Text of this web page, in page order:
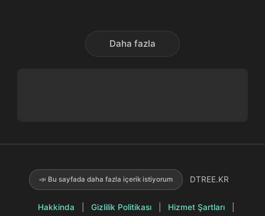
Daha fazla
📣 Bu sayfada daha fazla içerik istiyorum DTREE.KR
Hakkinda Gizlilik Politikası Hizmet Şartları